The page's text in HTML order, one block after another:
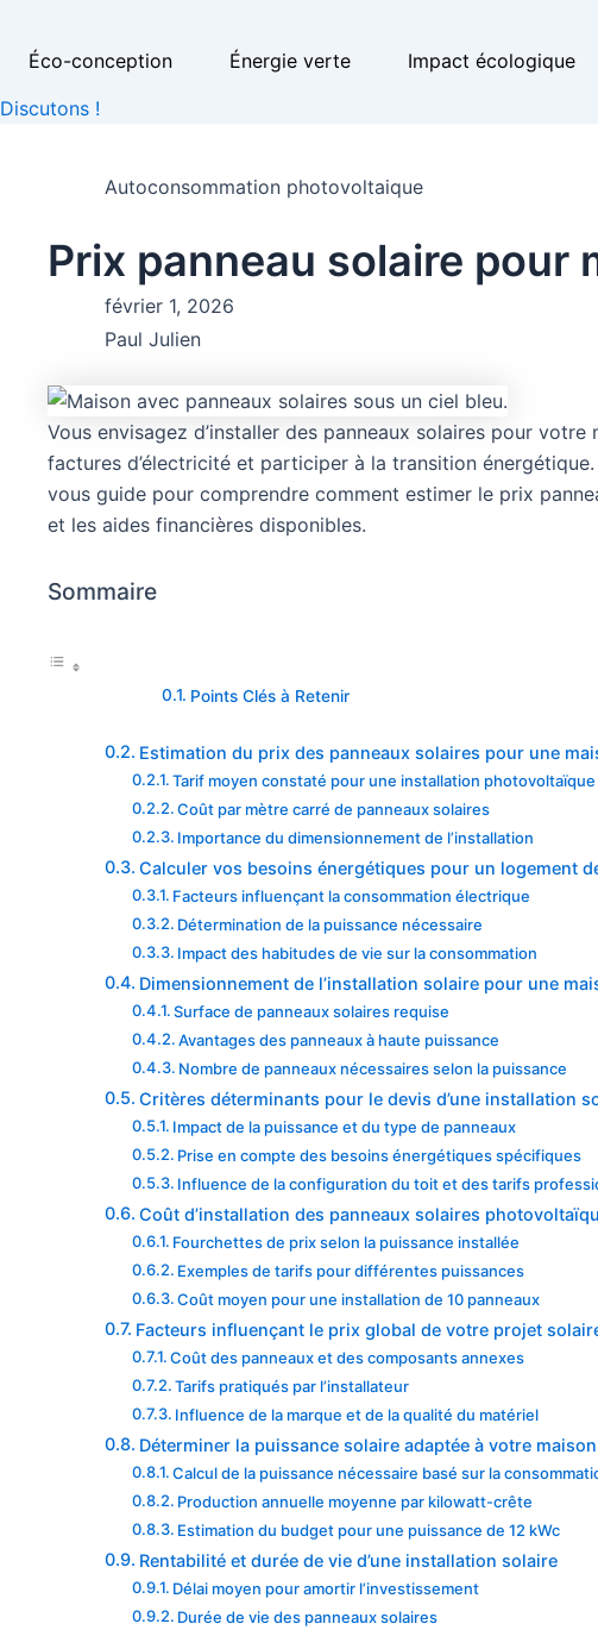
Éco-conception Énergie verte Impact écologique
Discutons !
Autoconsommation photovoltaique
Prix panneau solaire pour
février 1, 2026
Paul Julien
Vous envisagez d’installer des panneaux solaires pour
factures d’électricité et participer à la transition
vous guide pour comprendre comment estimer le prix
et les aides financières disponibles.
Sommaire
Points Clés à Retenir
Estimation du prix des panneaux solaires pour une
Tarif moyen constaté pour une installation photovoltaïque
Coût par mètre carré de panneaux solaires
Importance du dimensionnement de l’installation
Calculer vos besoins énergétiques pour un logement
Facteurs influençant la consommation électrique
Détermination de la puissance nécessaire
Impact des habitudes de vie sur la consommation
Dimensionnement de l’installation solaire pour une
Surface de panneaux solaires requise
Avantages des panneaux à haute puissance
Nombre de panneaux nécessaires selon la puissance
Critères déterminants pour le devis d’une installation
Impact de la puissance et du type de panneaux
Prise en compte des besoins énergétiques spécifiques
Influence de la configuration du toit et des tarifs
Coût d’installation des panneaux solaires
Fourchettes de prix selon la puissance installée
Exemples de tarifs pour différentes puissances
Coût moyen pour une installation de 10 panneaux
Facteurs influençant le prix global de votre projet
Coût des panneaux et des composants annexes
Tarifs pratiqués par l’installateur
Influence de la marque et de la qualité du matériel
Déterminer la puissance solaire adaptée à votre maison
Calcul de la puissance nécessaire basé sur la
Production annuelle moyenne par kilowatt-crête
Estimation du budget pour une puissance de 12 kWc
Rentabilité et durée de vie d’une installation solaire
Délai moyen pour amortir l’investissement
Durée de vie des panneaux solaires